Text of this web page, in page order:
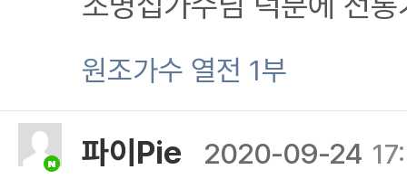
후손들에게 올바른 역사
다 이 나라를 지켜낸 선조
" 감사합니다, 제가 이 땅
네요. 전통가요의 맥을 이
맙네요 시청잘하였습니다
원조가수 열전 1부
파이Pie 2020-09-24